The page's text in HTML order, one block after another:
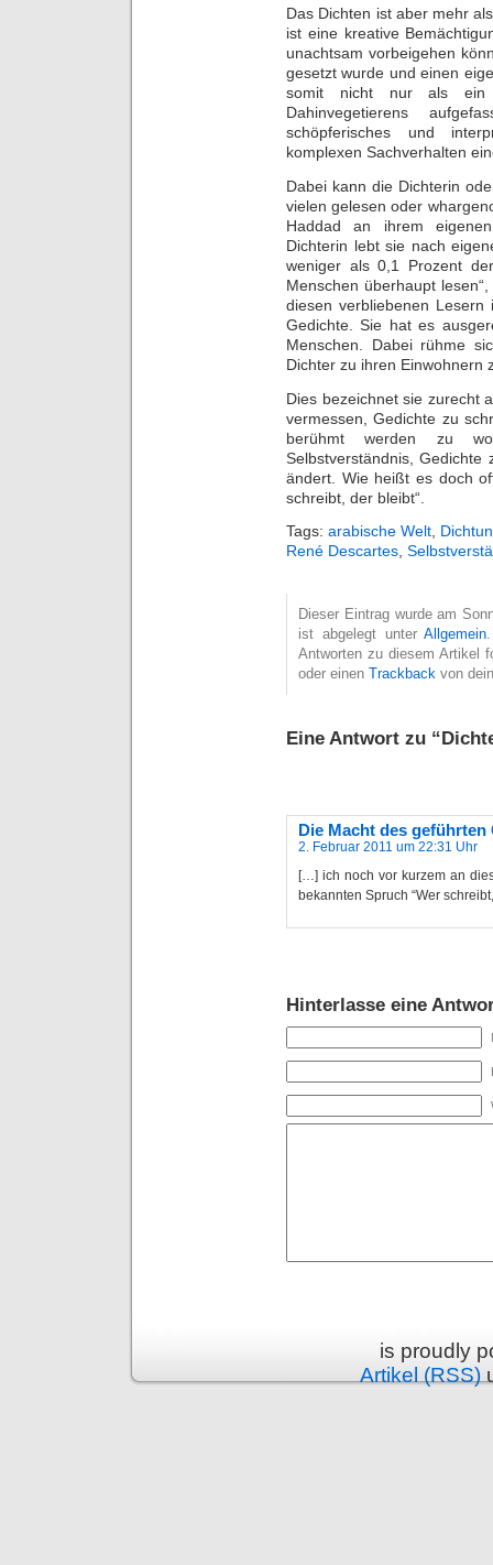
Das Dichten ist aber mehr
ist eine kreative
unachtsam vorbeigehen
gesetzt wurde und einen
somit nicht nur als ein
Dahinvegetierens
schöpferisches und
komplexen Sachverhalten
Dabei kann die Dichterin
vielen gelesen oder
Haddad an ihrem
Dichterin lebt sie nach
weniger als 0,1 Prozent
Menschen überhaupt
diesen verbliebenen
Gedichte. Sie hat es
Menschen. Dabei rühme
Dichter zu ihren Einwohnern
Dies bezeichnet sie zurecht
vermessen, Gedichte zu
berühmt werden zu
Selbstverständnis, Gedichte
ändert. Wie heißt es doch
schreibt, der bleibt“.
Tags:arabische Welt
René Descartes
Dieser Eintrag wurde am
ist abgelegt unterAllgemein
Antworten zu diesem Artikel
oder einen Trackback von
Eine Antwort zu
Die Macht des geführten
2. Februar 2011 um 22:31 Uhr
[…] ich noch vor kurzem an
bekannten Spruch “Wer
Hinterlasse eine
is proudly
Artikel (RSS)